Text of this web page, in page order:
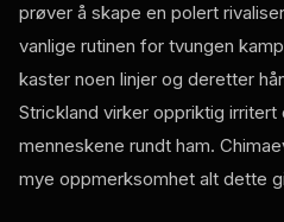
prøver å skape en polert
vanlige rutinen for tvungen
kaster noen linjer og deretter
Strickland virker oppriktig irritert
menneskene rundt ham.
mye oppmerksomhet alt dette